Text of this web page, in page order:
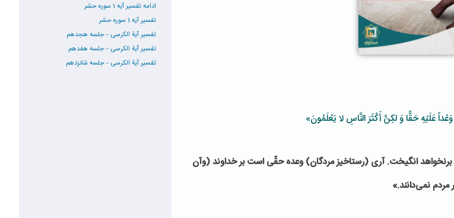
عَلَيْهِ حَقًّا وَ لكِنَّ أَكْثَرَ النَّاسِ لا يَعْلَمُونَ»
برنخواهد انگيخت. آرى (رستاخيز مردگان) وعده حقّى است بر خداوند (وآن
مردم نمى‌دانند.»
ادامه تفسیر آیه 1 سوره حشر
تفسیر آیه 1 سوره حشر
تفسیر آیة الکرسی – جلسه هجدهم
تفسیر آیة الکرسی – جلسه هفدهم
تفسیر آیة الکرسی – جلسه شانزدهم